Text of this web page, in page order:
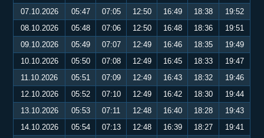
07.10.2026
05:47 07:05 12:50 16:49 18:38
19:52
08.10.2026
05:48 07:06 12:50 16:48 18:36
19:51
09.10.2026
05:49 07:07 12:49 16:46 18:35
19:49
10.10.2026
05:50 07:08 12:49 16:45 18:33
19:47
11.10.2026
05:51 07:09 12:49 16:43 18:32
19:46
12.10.2026
05:52 07:10 12:49 16:42 18:30
19:44
13.10.2026
05:53 07:11 12:48 16:40 18:28
19:43
14.10.2026
05:54 07:13 12:48 16:39 18:27
19:41